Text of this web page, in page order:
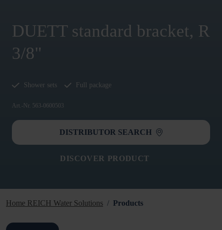
DUETT standard bracket, R
3/8"
Shower sets Full package
Art.-Nr. 563-0600503
DISTRIBUTOR SEARCH
DISCOVER PRODUCT
Home REICH Water Solutions Products